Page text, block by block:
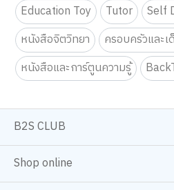
Education Toy
Tutor
Self
หนังสือจิตวิทยา
ครอบครัวและเ
หนังสือและการ์ตูนความรู้
B2S CLUB
Shop online